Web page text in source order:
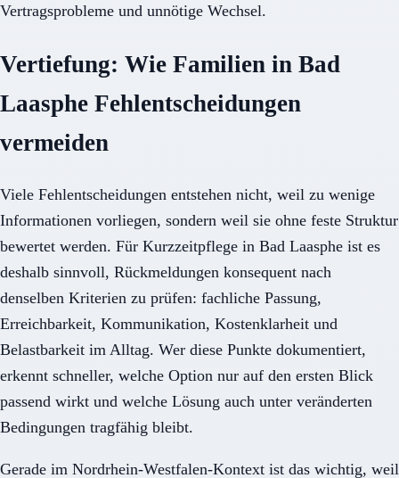
Vertragsprobleme und unnötige Wechsel.
Vertiefung: Wie Familien in Bad
Laasphe Fehlentscheidungen
vermeiden
Viele Fehlentscheidungen entstehen nicht, weil zu wenige
Informationen vorliegen, sondern weil sie ohne feste Struktur
bewertet werden. Für Kurzzeitpflege in Bad Laasphe ist es
deshalb sinnvoll, Rückmeldungen konsequent nach
denselben Kriterien zu prüfen: fachliche Passung,
Erreichbarkeit, Kommunikation, Kostenklarheit und
Belastbarkeit im Alltag. Wer diese Punkte dokumentiert,
erkennt schneller, welche Option nur auf den ersten Blick
passend wirkt und welche Lösung auch unter veränderten
Bedingungen tragfähig bleibt.
Gerade im Nordrhein-Westfalen-Kontext ist das wichtig, weil